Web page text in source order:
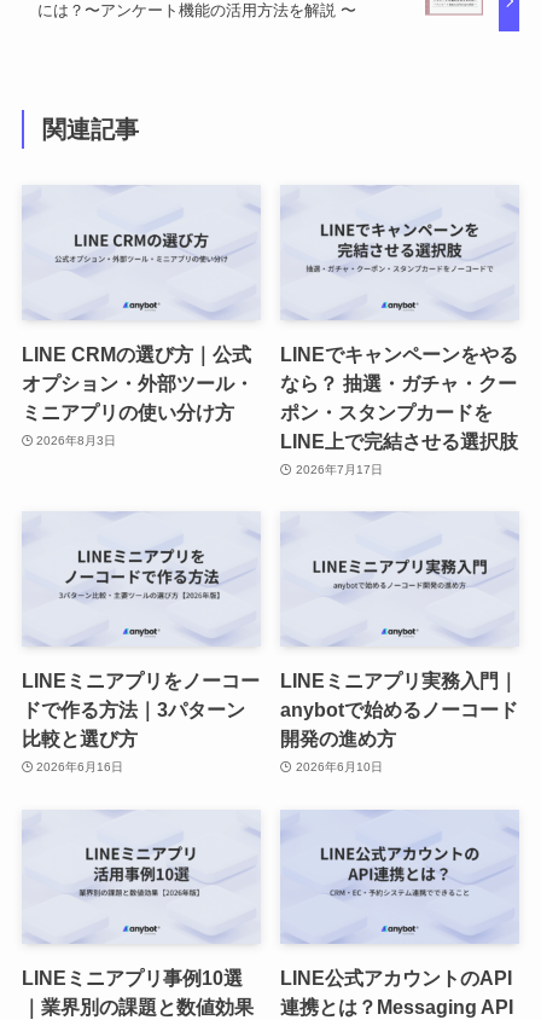
には？〜アンケート機能の活用方法を解説 〜
関連記事
LINE CRMの選び方｜公式
オプション・外部ツール・
ミニアプリの使い分け方
2026年8月3日
LINEでキャンペーンをやる
なら？ 抽選・ガチャ・クー
ポン・スタンプカードを
LINE上で完結させる選択肢
2026年7月17日
LINEミニアプリをノーコー
ドで作る方法｜3パターン
比較と選び方
2026年6月16日
LINEミニアプリ実務入門｜
anybotで始めるノーコード
開発の進め方
2026年6月10日
LINEミニアプリ事例10選
｜業界別の課題と数値効果
LINE公式アカウントのAPI
連携とは？Messaging API